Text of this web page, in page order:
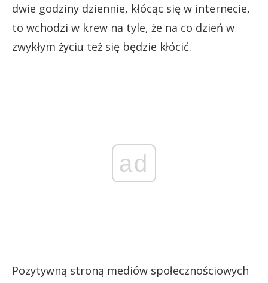
dwie godziny dziennie, kłócąc się w internecie,
to wchodzi w krew na tyle, że na co dzień w
zwykłym życiu też się będzie kłócić.
ad
Pozytywną stroną mediów społecznościowych